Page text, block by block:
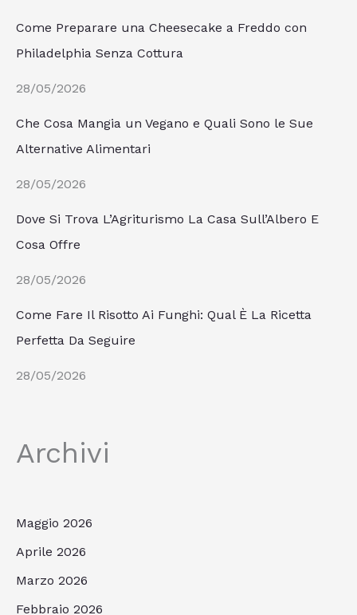
Come Preparare una Cheesecake a Freddo con
Philadelphia Senza Cottura
28/05/2026
Che Cosa Mangia un Vegano e Quali Sono le Sue
Alternative Alimentari
28/05/2026
Dove Si Trova L’Agriturismo La Casa Sull’Albero E
Cosa Offre
28/05/2026
Come Fare Il Risotto Ai Funghi: Qual È La Ricetta
Perfetta Da Seguire
28/05/2026
Archivi
Maggio 2026
Aprile 2026
Marzo 2026
Febbraio 2026